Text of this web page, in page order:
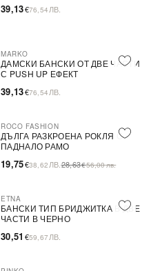
39,13€76,54 ЛВ.
MARKO
ДАМСКИ БАНСКИ ОТ ДВЕ ЧАСТИ
С PUSH UP ЕФЕКТ
39,13€76,54 ЛВ.
-31%
ROCO FASHION
ДЪЛГА РАЗКРОЕНА РОКЛЯ С
ПАДНАЛО РАМО
19,75€38,62 ЛВ.28,63€56,00лв.
ETNA
БАНСКИ ТИП БРИДЖИТКА В ДВЕ
ЧАСТИ В ЧЕРНО
30,51 €59,67 ЛВ.